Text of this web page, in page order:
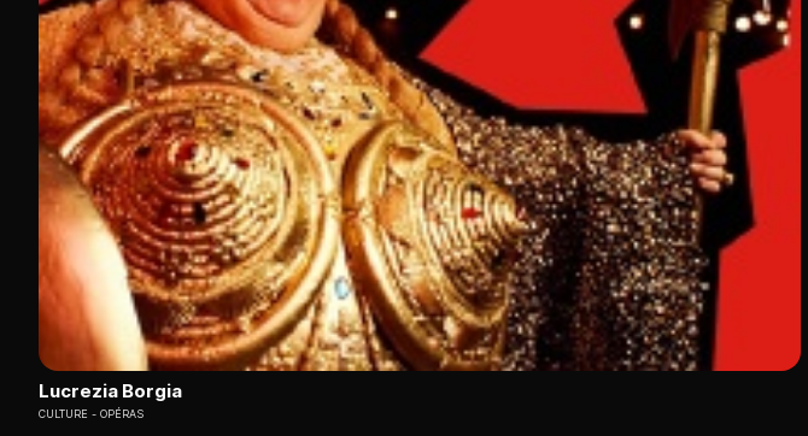
Lucrezia Borgia
CULTURE OPÉRAS